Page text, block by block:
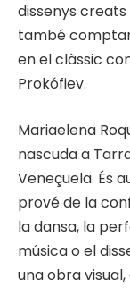
dissenys
també
en el clàssic
Prokófiev.
Mariaelena
nascuda a
Veneçuela. És
prové de la
la dansa, la
música o el
una obra